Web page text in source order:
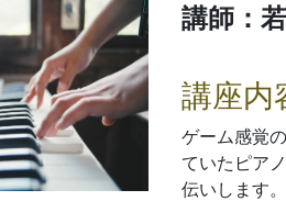
講師：
講座内
ゲーム感覚
ていたピア
伝いします